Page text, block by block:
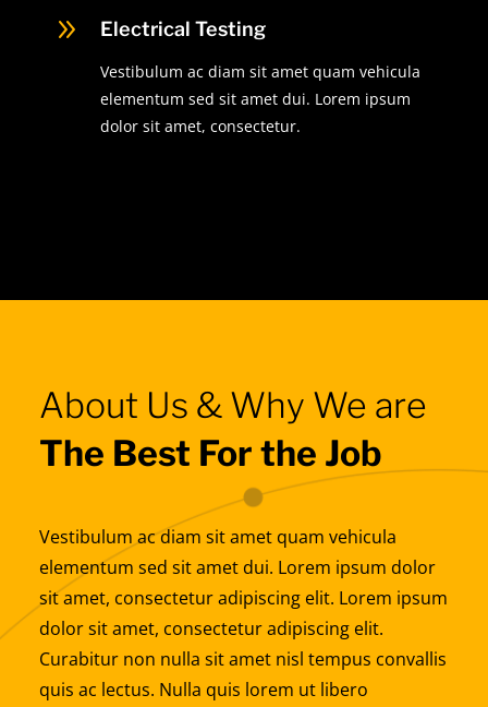
9 Electrical Testing
Vestibulum ac diam sit amet quam vehicula
elementum sed sit amet dui. Lorem ipsum
dolor sit amet, consectetur.
About Us & Why We are
The Best For the Job
Vestibulum ac diam sit amet quam vehicula
elementum sed sit amet dui. Lorem ipsum dolor
sit amet, consectetur adipiscing elit. Lorem ipsum
dolor sit amet, consectetur adipiscing elit.
Curabitur non nulla sit amet nisl tempus convallis
quis ac lectus. Nulla quis lorem ut libero